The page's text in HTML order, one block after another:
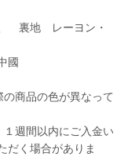
裏地 レーヨン・
國
商品の色が異なって
週間以内にご入金い
だく場合がありま